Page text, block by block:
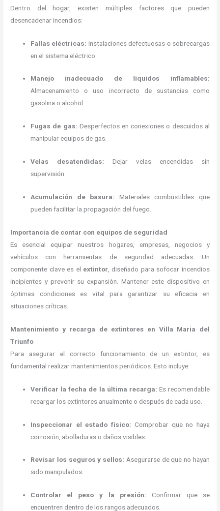
Dentro del hogar, existen múltiples factores que pueden
desencadenar incendios:
Fallas eléctricas: Instalaciones defectuosas o sobrecargas
en el sistema eléctrico.
Manejo inadecuado de líquidos inflamables:
Almacenamiento o uso incorrecto de sustancias como
gasolina o alcohol.
Fugas de gas: Desperfectos en conexiones o descuidos al
manipular equipos de gas.
Velas desatendidas:
Dejar velas encendidas sin
supervisión.
Acumulación de basura:
Materiales combustibles que
pueden facilitar la propagación del fuego.
Importancia de contar con equipos de seguridad
Es esencial equipar nuestros hogares, empresas, negocios y
vehículos con herramientas de seguridad adecuadas.
Un
componente clave es el extintor , diseñado para sofocar incendios
incipientes y prevenir su expansión.
Mantener este dispositivo en
óptimas condiciones es vital para garantizar su eficacia en
situaciones críticas.
Mantenimiento y recarga de extintores en Villa Maria del
Triunfo
Para asegurar el correcto funcionamiento de un extintor, es
fundamental realizar mantenimientos periódicos. Esto incluye:
Verificar la fecha de la última recarga: Es recomendable
recargar los extintores anualmente o después de cada uso.
Inspeccionar el estado físico: Comprobar que no haya
corrosión, abolladuras o daños visibles.
Revisar los seguros y sellos: Asegurarse de que no hayan
sido manipulados.
Controlar el peso y la presión:
Confirmar que se
encuentren dentro de los rangos adecuados.